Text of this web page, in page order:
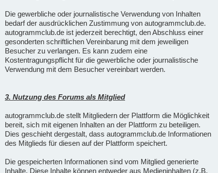
Die gewerbliche oder journalistische Verwendung von Inhalten
bedarf der ausdrücklichen Zustimmung von autogrammclub.de.
autogrammclub.de ist jederzeit berechtigt, den Abschluss einer
gesonderten schriftlichen Vereinbarung mit dem jeweiligen
Besucher zu verlangen. Es kann zudem eine
Kostentragungspflicht für die gewerbliche oder journalistische
Verwendung mit dem Besucher vereinbart werden.
3. Nutzung des Forums als Mitglied
autogrammclub.de stellt Mitgliedern der Plattform die Möglichkeit
bereit, sich mit eigenen Inhalten an der Plattform zu beteiligen.
Dies geschieht dergestalt, dass autogrammclub.de Informationen
des Mitglieds für diesen auf der Plattform speichert.
Die gespeicherten Informationen sind vom Mitglied generierte
Inhalte. Diese Inhalte können entweder aus Medieninhalten (z.B.